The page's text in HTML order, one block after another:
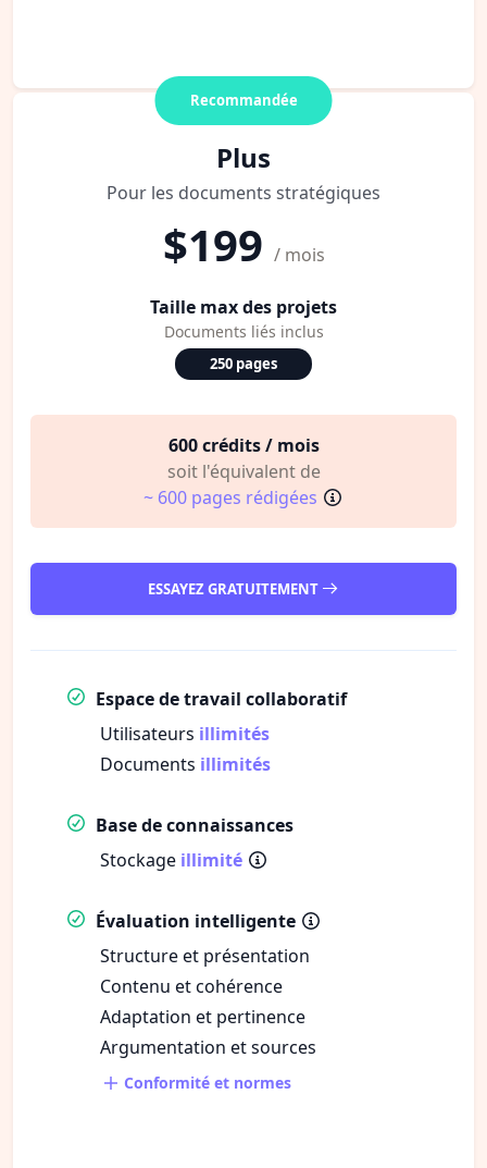
Recommandée
Plus
Pour les documents stratégiques
$199 / mois
Taille max des projets
Documents liés inclus
250 pages
600 crédits / mois
soit l'équivalent de
~ 600 pages rédigées
ESSAYEZ GRATUITEMENT
Espace de travail collaboratif
Utilisateurs illimités
Documents illimités
Base de connaissances
Stockage illimité
Évaluation intelligente
Structure et présentation
Contenu et cohérence
Adaptation et pertinence
Argumentation et sources
Conformité et normes